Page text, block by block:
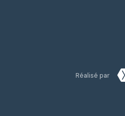
Réalisé par